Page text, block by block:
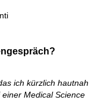
ich kürzlich hautnah
Medical Science